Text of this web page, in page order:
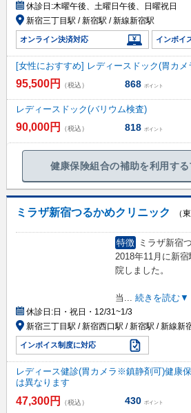
休診日:木曜午後、土曜日午後、日曜祝日
新宿三丁目駅 / 新宿駅 / 新線新宿駅
オンライン決済対応 インボイ
[女性におすすめ] レディースドック(胃カメ
95,500円 （税込） 868 ポイント
レディースドック(バリウム検査)
90,000円 （税込） 818 ポイント
健康保険組合の補助を利用す
ミラザ新宿つるかめクリニック
（
特徴
ミラザ新宿
2018年11月に新
院しました。
当 ... 続きを読む▼
休診日:日・祝日・12/31~1/3
新宿三丁目駅 / 新宿西口駅 / 新宿駅 / 新線新
インボイス制度に対応
レディース健診(胃カメラ※鎮静剤可)健康
は異なります
47,300円 （税込） 430 ポイント